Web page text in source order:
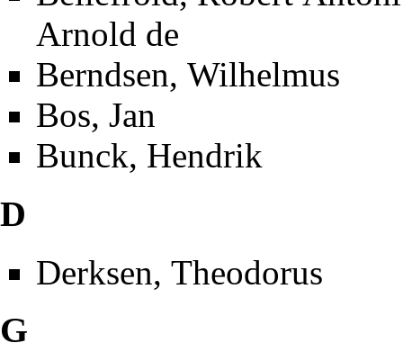
Arnold de
Berndsen, Wilhelmus
Bos, Jan
Bunck, Hendrik
D
Derksen, Theodorus
G